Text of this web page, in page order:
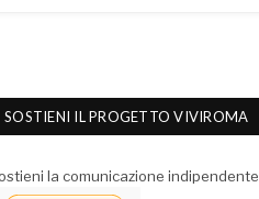
SOSTIENI IL PROGETTO VIVIROMA
la comunicazione indipendente